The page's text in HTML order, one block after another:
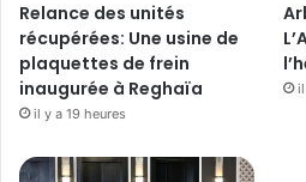
Relance des unités
récupérées: Une usine de
plaquettes de frein
inaugurée à Reghaïa
il y a 19 heures